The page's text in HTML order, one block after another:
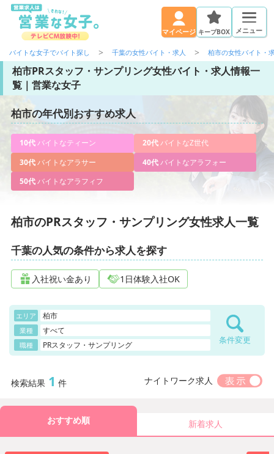
マイページ キープBOX メニュー
バイトな女子でバイト探し 千葉の女性バイト・求人 柏市の女性バイト・
柏市PRスタッフ・サンプリング女性バイト・求人情報一
覧｜営業な女子
柏市の年代別おすすめ求人
10代バイトなティーン 20代バイトなZ世代
30代バイトなアラサー 40代バイトなアラフォー
50代バイトなアラフィフ
柏市のPRスタッフ・サンプリング女性求人一覧
千葉の人気の条件から求人を探す
入社祝い金あり 1日体験入社OK
エリア 柏市
業種 すべて
職種 PRスタッフ・サンプリング 条件変更
検索結果 1 件 ナイトワーク求人
おすすめ順 新着求人